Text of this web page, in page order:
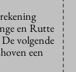
en Rutte
volgende
een